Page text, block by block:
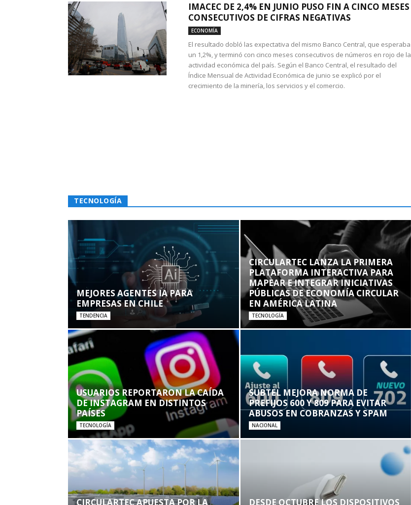
IMACEC DE 2,4% EN JUNIO PUSO FIN A CINCO MESES
CONSECUTIVOS DE CIFRAS NEGATIVAS
ECONOMÍA
El resultado dobló las expectativa del mismo Banco Central, que esperaba
un 1,2%, y terminó con cinco meses consecutivos de números en rojo de la
actividad económica del país. Según el Banco Central, el resultado del
Índice Mensual de Actividad Económica de junio se explicó por el
crecimiento de la minería, los servicios y el comercio.
TECNOLOGÍA
MEJORES AGENTES IA PARA
EMPRESAS EN CHILE
TENDENCIA
CIRCULARTEC LANZA LA PRIMERA
PLATAFORMA INTERACTIVA PARA
MAPEAR E INTEGRAR INICIATIVAS
PÚBLICAS DE ECONOMÍA CIRCULAR
EN AMÉRICA LATINA
TECNOLOGÍA
USUARIOS REPORTARON LA CAÍDA
DE INSTAGRAM EN DISTINTOS
PAÍSES
TECNOLOGÍA
SUBTEL MEJORA NORMA DE
PREFIJOS 600 Y 809 PARA EVITAR
ABUSOS EN COBRANZAS Y SPAM
NACIONAL
CIRCULARTEC APUESTA POR LA DESDE OCTUBRE LOS DISPOSITIVOS